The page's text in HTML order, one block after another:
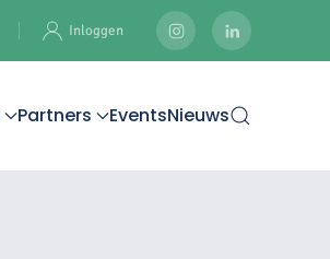
Inloggen
Partners EventsNieuws